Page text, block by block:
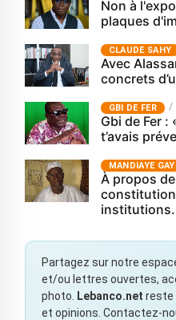
Non à
plaques
CLAUDE SAHY
Avec
concrets
GBI DE FER
Gbi de Fer :
t’avais
MANDIAYE
À propos
constitution
institutions.
Partagez sur notre
et/ou lettres ouvertes,
photo.
Lebanco.net reste
et opinions. Contactez-